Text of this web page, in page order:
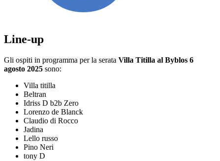
Line-up
Gli ospiti in programma per la serata Villa Titilla al Byblos 6
agosto 2025 sono:
Villa titilla
Beltran
Idriss D b2b Zero
Lorenzo de Blanck
Claudio di Rocco
Jadina
Lello russo
Pino Neri
tony D